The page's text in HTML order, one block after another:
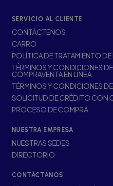
SERVICIO AL CLIENTE
CONTÁCTENOS
CARRO
POLÍTICA DE TRATAMIENTO
TÉRMINOS Y CONDICIONES
COMPRAVENTA EN LÍNEA
TÉRMINOS Y CONDICIONES
SOLICITUD DE CRÉDITO CON
PROCESO DE COMPRA
NUESTRA EMPRESA
NUESTRAS SEDES
DIRECTORIO
CONTÁCTANOS